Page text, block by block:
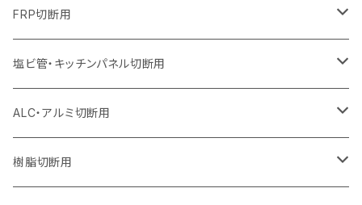
セグメント（特殊凸凹加工チップ）
セグメントタイプ
セグメント
セグメント（特殊凸凹加工チップ）
355mm（14インチ）
セグメント
セグメント（特殊凸凹加工チップ）
ウェーブタイプ
セグメントタイプ
305mm（12インチ）
セグメント
セグメント（特殊凸凹加工チップ）
355mm（14インチ）
セグメント
セグメント（特殊凸凹加工チップ）
セグメントタイプ
255mm（10インチ）
セグメントタイプ（一般道路カッター用
305mm（12インチ）
セグメントタイプ
セグメントタイプ（一般道路カッター用
355mm（14インチ）
セグメントタイプ
405mm（16インチ）
セグメントタイプ
230mm（9インチ）
セグメントタイプ
305mm（12インチ）
セグメントタイプ
埋設鋳鉄管工事対応タイプ
355mm（14インチ）
セグメントタイプ
405mm（16インチ）
ウェーブタイプ
セグメントタイプ
ウェーブタイプ
205mm（8インチ）
セグメントタイプ
ウェーブタイプ
230mm（9インチ）
セグメントタイプ
ウェーブタイプ
255mm（10インチ）
セグメントタイプ
305mm（12インチ）
セグメントタイプ
150mm（6インチ）
セグメントタイプ
180mm（7インチ）
セグメントタイプ
205mm（8インチ）
セグメントタイプ
230mm（9インチ）
セグメントタイプ
355mm（14インチ）
セグメントタイプ
405mm（16インチ）
セグメントタイプ
105mm（4インチ）
FRP切断用
125ｍｍ（5インチ）
塩ビ管・キッチンパネル切断用
125ｍｍ（5インチ）
ALC・アルミ切断用
305mm（12インチ）
樹脂切断用